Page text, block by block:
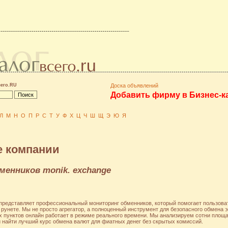
Доска объявлений
Добавить фирму в Бизнес-
Л М Н О П Р С Т У Ф Х Ц Ч Ш Щ Э Ю Я
monik. exchange
профессиональный мониторинг обменников, который помогает
Мы не просто агрегатор, а полноценный инструмент для безопасного обмена
онлайн работает в режиме реального времени. Мы анализируем сотни
найти лучший курс обмена валют для фиатных денег без скрытых комиссий.